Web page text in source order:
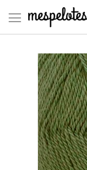
au
contenu